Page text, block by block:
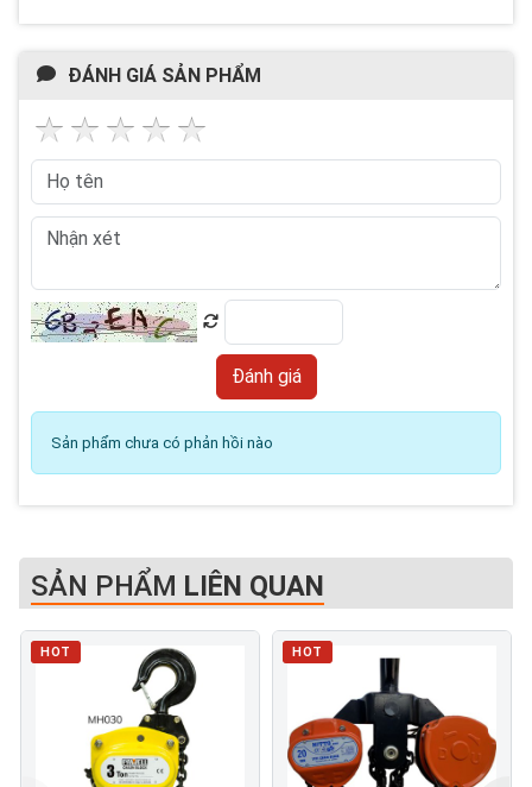
ĐÁNH GIÁ SẢN PHẨM
Sản phẩm chưa có phản hồi nào
SẢN PHẨM LIÊN QUAN
HOT HOT